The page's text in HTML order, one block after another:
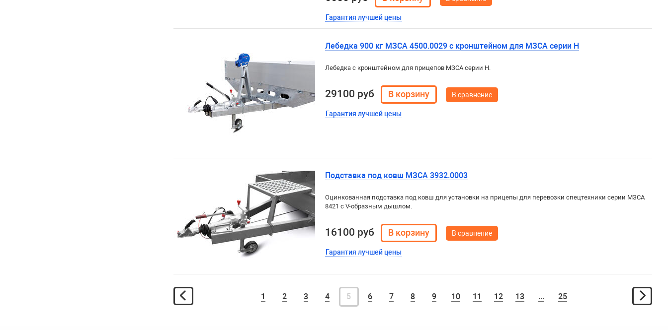
Гарантия лучшей цены
Лебедка 900 кг МЗСА 4500.0029 с кронштейном для МЗСА серии H
Лебедка с кронштейном для прицепов МЗСА серии H.
29100 руб
Гарантия лучшей цены
В сравнение
Подставка под ковш МЗСА 3932.0003
Оцинкованная подставка под ковш для установки на прицепы для перевозки спецтехники серии МЗСА
8421 с V-образным дышлом.
16100 руб
Гарантия лучшей цены
В сравнение
1 2 3 4 5 6 7 8 9 10 11 12 13 ... 25